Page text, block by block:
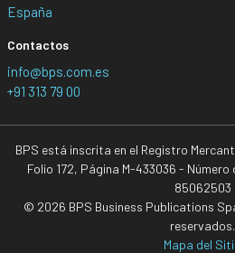
España
Contactos
info@bps.com.es
+91 313 79 00
BPS está inscrita en el Registro
Folio 172, Página M-433036 -
85062503
© 2026 BPS Business Publications
reservados.
Mapa del